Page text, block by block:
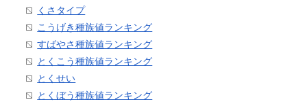
くさタイプ
こうげき種族値ランキング
すばやさ種族値ランキング
とくこう種族値ランキング
とくせい
とくぼう種族値ランキング